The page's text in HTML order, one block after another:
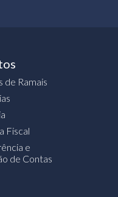
de Ramais
Fiscal
e
de Contas